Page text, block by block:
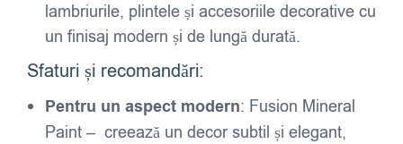
lambriurile, plintele și accesoriile decorative cu
un finisaj modern și de lungă durată.
Sfaturi și recomandări:
Pentru un aspect modern: Fusion Mineral
Paint – creează un decor subtil și elegant,